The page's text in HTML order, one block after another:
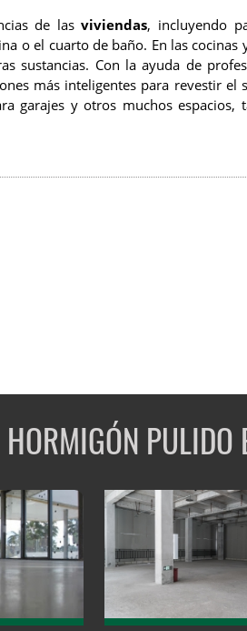
de lasviviendas, incluyendo
o el cuarto de baño. En las cocinas
sustancias. Con la ayuda de
más inteligentes para revestir el
garajes y otros muchos espacios,
PULIDO